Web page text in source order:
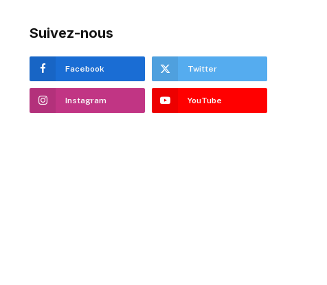
Suivez-nous
Facebook Twitter
Instagram YouTube